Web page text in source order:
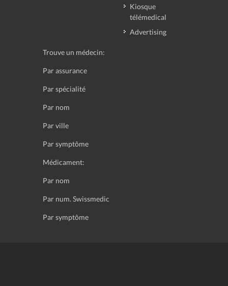
Kiosque
télémedical
Advertising
Trouve un médecin:
Par assurance
Par spécialité
Par nom
Par ville
Par symptôme
Médicament:
Par nom
Par num. Swissmedic
Par symptôme